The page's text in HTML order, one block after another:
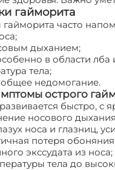
гайморита
часто
дыханием;
в области
тела;
недомогание.
острого
быстро,
носового
носа и глазниц,
потеря
экссудата из носа;
тела до